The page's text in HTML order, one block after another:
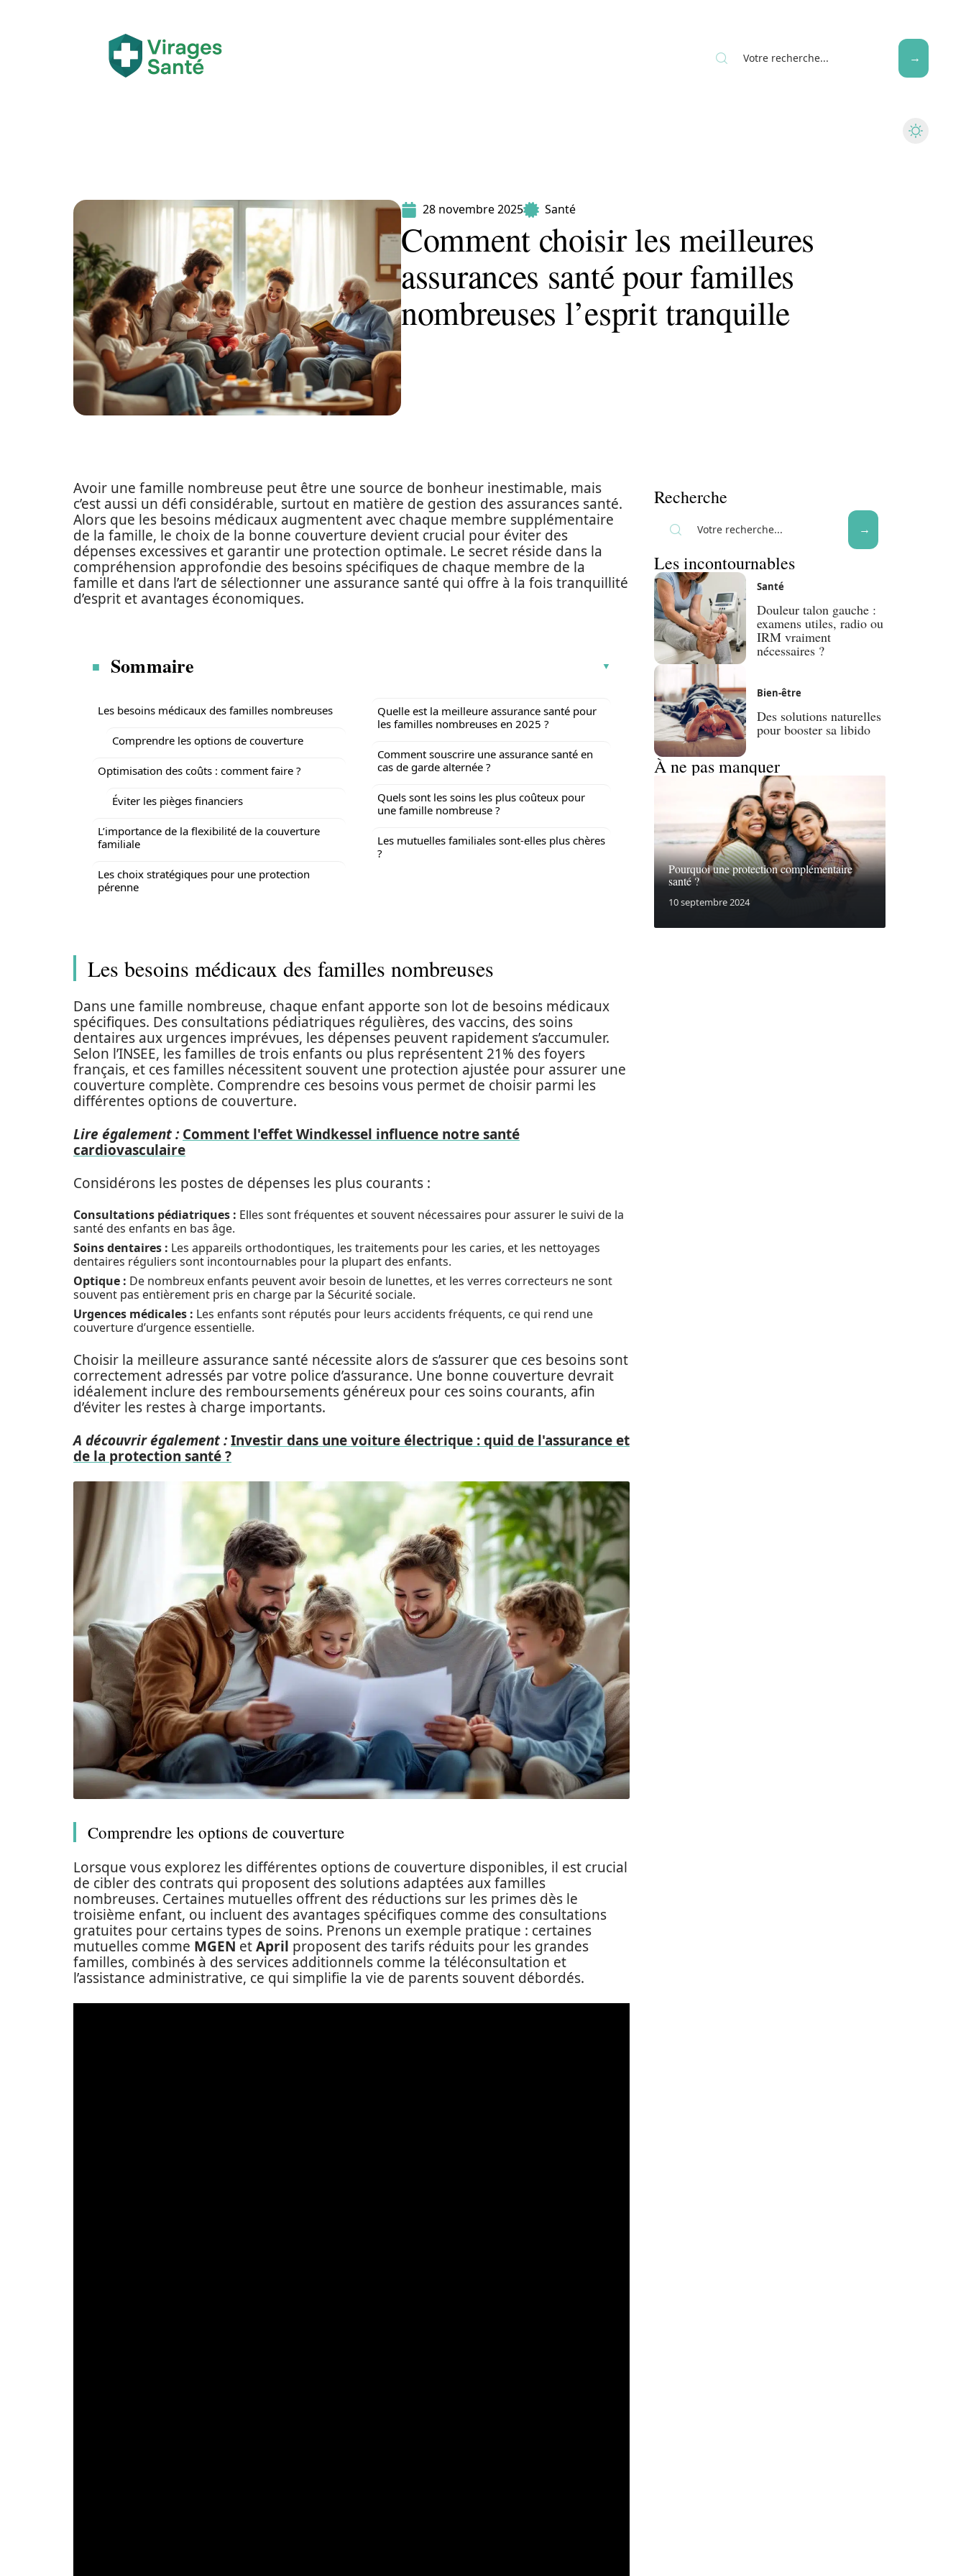
28 novembre 2025 Santé
Comment choisir les meilleures
assurances santé pour familles
nombreuses l’esprit tranquille
Avoir une famille nombreuse peut être une source de bonheur inestimable, mais
c’est aussi un défi considérable, surtout en matière de gestion des assurances santé.
Alors que les besoins médicaux augmentent avec chaque membre supplémentaire
de la famille, le choix de la bonne couverture devient crucial pour éviter des
dépenses excessives et garantir une protection optimale. Le secret réside dans la
compréhension approfondie des besoins spécifiques de chaque membre de la
famille et dans l’art de sélectionner une assurance santé qui offre à la fois tranquillité
d’esprit et avantages économiques.
Sommaire
Les besoins médicaux des familles nombreuses
Comprendre les options de couverture
Optimisation des coûts : comment faire ?
Éviter les pièges financiers
L’importance de la flexibilité de la couverture
familiale
Les choix stratégiques pour une protection
pérenne
Quelle est la meilleure assurance santé pour
les familles nombreuses en 2025 ?
Comment souscrire une assurance santé en
cas de garde alternée ?
Quels sont les soins les plus coûteux pour
une famille nombreuse ?
Les mutuelles familiales sont-elles plus chères
?
Les besoins médicaux des familles nombreuses
Dans une famille nombreuse, chaque enfant apporte son lot de besoins médicaux
spécifiques. Des consultations pédiatriques régulières, des vaccins, des soins
dentaires aux urgences imprévues, les dépenses peuvent rapidement s’accumuler.
Selon l’INSEE, les familles de trois enfants ou plus représentent 21% des foyers
français, et ces familles nécessitent souvent une protection ajustée pour assurer une
couverture complète. Comprendre ces besoins vous permet de choisir parmi les
différentes options de couverture.
Lire également : Comment l'effet Windkessel influence notre santé
cardiovasculaire
Considérons les postes de dépenses les plus courants :
Consultations pédiatriques : Elles sont fréquentes et souvent nécessaires pour assurer le suivi de la
santé des enfants en bas âge.
Soins dentaires : Les appareils orthodontiques, les traitements pour les caries, et les nettoyages
dentaires réguliers sont incontournables pour la plupart des enfants.
Optique : De nombreux enfants peuvent avoir besoin de lunettes, et les verres correcteurs ne sont
souvent pas entièrement pris en charge par la Sécurité sociale.
Urgences médicales : Les enfants sont réputés pour leurs accidents fréquents, ce qui rend une
couverture d’urgence essentielle.
Choisir la meilleure assurance santé nécessite alors de s’assurer que ces besoins sont
correctement adressés par votre police d’assurance. Une bonne couverture devrait
idéalement inclure des remboursements généreux pour ces soins courants, afin
d’éviter les restes à charge importants.
A découvrir également :Investir dans une voiture électrique : quid de l'assurance et
de la protection santé ?
Comprendre les options de couverture
Lorsque vous explorez les différentes options de couverture disponibles, il est crucial
de cibler des contrats qui proposent des solutions adaptées aux familles
nombreuses. Certaines mutuelles offrent des réductions sur les primes dès le
troisième enfant, ou incluent des avantages spécifiques comme des consultations
gratuites pour certains types de soins. Prenons un exemple pratique : certaines
mutuelles comme MGEN etApril proposent des tarifs réduits pour les grandes
familles, combinés à des services additionnels comme la téléconsultation et
l’assistance administrative, ce qui simplifie la vie de parents souvent débordés.
Recherche
Les incontournables
Santé
Douleur talon gauche :
examens utiles, radio ou
IRM vraiment
nécessaires ?
Bien-être
Des solutions naturelles
pour booster sa libido
À ne pas manquer
Pourquoi une protection complémentaire
santé ?
10 septembre 2024